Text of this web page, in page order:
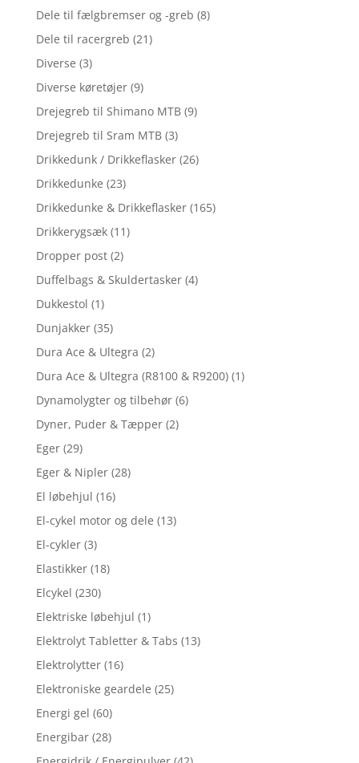
Dele til fælgbremser og -greb (8)
Dele til racergreb (21)
Diverse (3)
Diverse køretøjer (9)
Drejegreb til Shimano MTB (9)
Drejegreb til Sram MTB (3)
Drikkedunk / Drikkeflasker (26)
Drikkedunke (23)
Drikkedunke & Drikkeflasker (165)
Drikkerygsæk (11)
Dropper post (2)
Duffelbags & Skuldertasker (4)
Dukkestol (1)
Dunjakker (35)
Dura Ace & Ultegra (2)
Dura Ace & Ultegra (R8100 & R9200) (1)
Dynamolygter og tilbehør (6)
Dyner, Puder & Tæpper (2)
Eger (29)
Eger & Nipler (28)
El løbehjul (16)
El-cykel motor og dele (13)
El-cykler (3)
Elastikker (18)
Elcykel (230)
Elektriske løbehjul (1)
Elektrolyt Tabletter & Tabs (13)
Elektrolytter (16)
Elektroniske geardele (25)
Energi gel (60)
Energibar (28)